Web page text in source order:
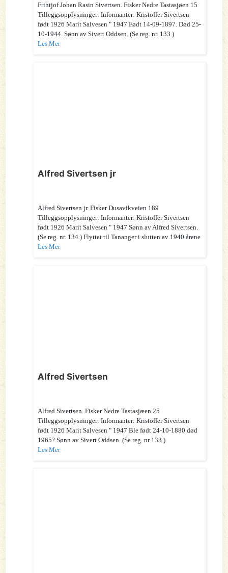
Frihtjof Johan Rasin Sivertsen. Fisker Nedre Tastasjøen 15
Tilleggsopplysninger: Informanter: Kristoffer Sivertsen
født 1926 Marit Salvesen " 1947 Født 14-09-1897. Død 25-
10-1944. Sønn av Sivert Oddsen. (Se reg. nr. 133 )
Les Mer
Alfred Sivertsen jr
Alfred Sivertsen jr. Fisker Dusavikveien 189
Tilleggsopplysninger: Informanter: Kristoffer Sivertsen
født 1926 Marit Salvesen " 1947 Sønn av Alfred Sivertsen.
(Se reg. nr. 134 ) Flyttet til Tananger i slutten av 1940 årene
Les Mer
Alfred Sivertsen
Alfred Sivertsen. Fisker Nedre Tastasjæen 25
Tilleggsopplysninger: Informanter: Kristoffer Sivertsen
født 1926 Marit Salvesen " 1947 Ble født 24-10-1880 død
1965? Sønn av Sivert Oddsen. (Se reg. nr 133.)
Les Mer